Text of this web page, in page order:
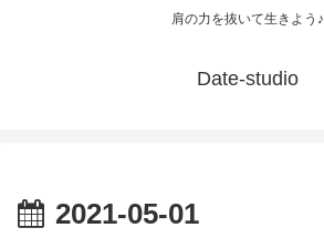
肩の力を抜いて生きよう♪
Date-studio
2021-05-01